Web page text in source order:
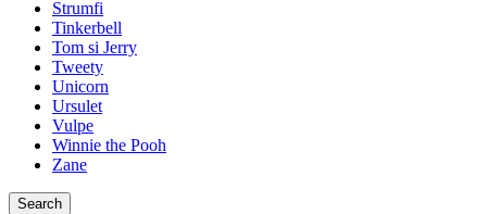
Strumfi
Tinkerbell
Tom si Jerry
Tweety
Unicorn
Ursulet
Vulpe
Winnie the Pooh
Zane
Search